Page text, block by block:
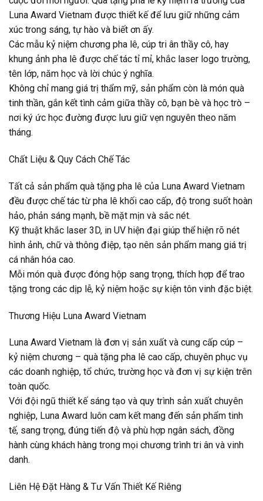
Luna Award Vietnam được thiết kế để lưu giữ những cảm
xúc trong sáng, tự hào và biết ơn ấy.
Các mẫu kỷ niệm chương pha lê, cúp tri ân thầy cô, hay
khung ảnh pha lê được chế tác tỉ mỉ, khắc laser logo trường,
tên lớp, năm học và lời chúc ý nghĩa.
Không chỉ mang giá trị thẩm mỹ, sản phẩm còn là món quà
tinh thần, gắn kết tình cảm giữa thầy cô, bạn bè và học trò –
nơi ký ức học đường được lưu giữ vẹn nguyên theo năm
tháng.
Chất Liệu & Quy Cách Chế Tác
Tất cả sản phẩm quà tặng pha lê của Luna Award Vietnam
đều được chế tác từ pha lê khối cao cấp, độ trong suốt hoàn
hảo, phản sáng mạnh, bề mặt mịn và sắc nét.
Kỹ thuật khắc laser 3D, in UV hiện đại giúp thể hiện rõ nét
hình ảnh, chữ và thông điệp, tạo nên sản phẩm mang giá trị
cá nhân hóa cao.
Mỗi món quà được đóng hộp sang trọng, thích hợp để trao
tặng trong các dịp lễ, kỷ niệm hoặc sự kiện tôn vinh đặc biệt.
Thương Hiệu Luna Award Vietnam
Luna Award Vietnam là đơn vị sản xuất và cung cấp cúp –
kỷ niệm chương – quà tặng pha lê cao cấp, chuyên phục vụ
các doanh nghiệp, tổ chức, trường học và đơn vị sự kiện trên
toàn quốc.
Với đội ngũ thiết kế sáng tạo và quy trình sản xuất chuyên
nghiệp, Luna Award luôn cam kết mang đến sản phẩm tinh
tế, sang trọng, đúng tiến độ và phù hợp ngân sách, đồng
hành cùng khách hàng trong mọi chương trình tri ân và vinh
danh.
Liên Hệ Đặt Hàng & Tư Vấn Thiết Kế Riêng